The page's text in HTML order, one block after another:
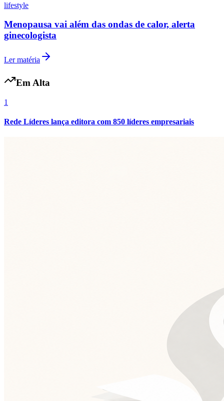
lifestyle
Menopausa vai além das ondas de calor, alerta
ginecologista
Ler matéria
Em Alta
1
Rede Líderes lança editora com 850 líderes empresariais